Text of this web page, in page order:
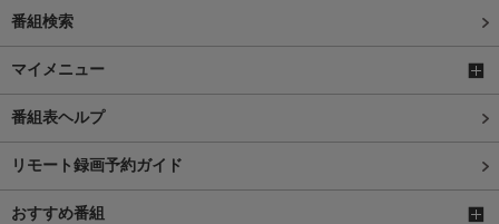
番組検索
マイメニュー
番組表ヘルプ
リモート録画予約ガイド
おすすめ番組